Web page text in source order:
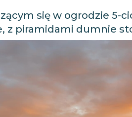
się w ogrodzie 5-
z piramidami dumnie